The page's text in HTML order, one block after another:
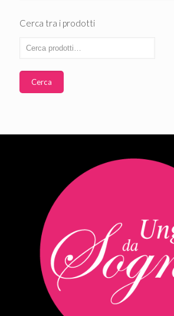
Cerca tra i prodotti
Cerca